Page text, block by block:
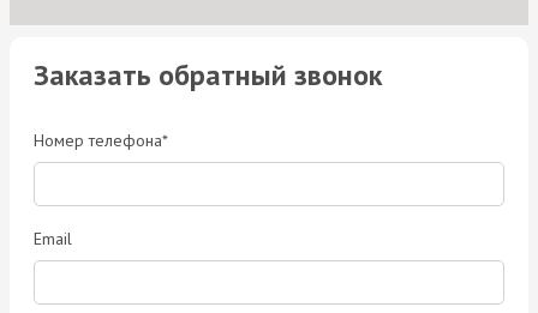
Заказать обратный звонок
Номер телефона*
Email